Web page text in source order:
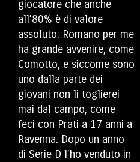
giocatore che anche
all’80% è di valore
assoluto. Romano per me
ha grande avvenire, come
Comotto, e siccome sono
uno dalla parte dei
giovani non li toglierei
mai dal campo, come
feci con Prati a 17 anni a
Ravenna. Dopo un anno
di Serie D l’ho venduto in